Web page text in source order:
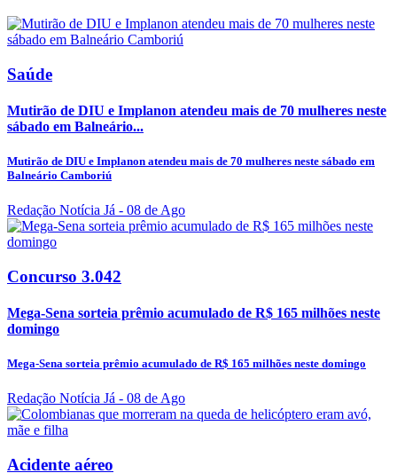
Saúde
Mutirão de DIU e Implanon atendeu mais de 70 mulheres neste
sábado em Balneário...
Mutirão de DIU e Implanon atendeu mais de 70 mulheres neste sábado em
Balneário Camboriú
Redação Notícia Já - 08 de Ago
Concurso 3.042
Mega-Sena sorteia prêmio acumulado de R$ 165 milhões neste
domingo
Mega-Sena sorteia prêmio acumulado de R$ 165 milhões neste domingo
Redação Notícia Já - 08 de Ago
Acidente aéreo